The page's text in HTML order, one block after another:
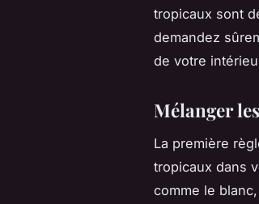
tropicaux sont
demandez
de votre
Mélanger
La première
tropicaux dans
comme le